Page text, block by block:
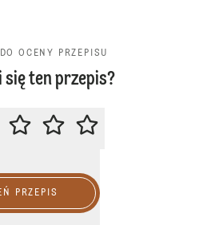
OCENY PRZEPISU
się ten przepis?
ZACHĘCAMY DO OCENY
PRZEPIS